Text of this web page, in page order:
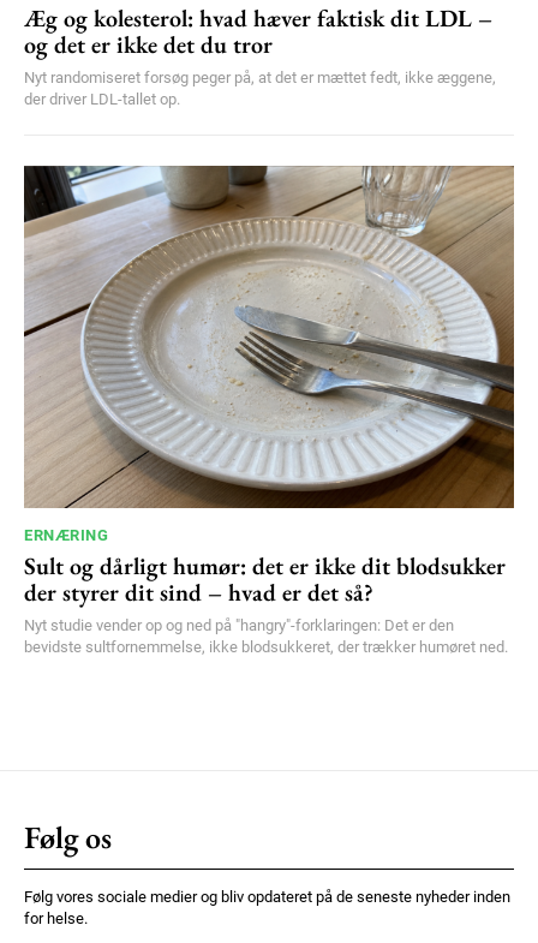
Æg og kolesterol: hvad hæver faktisk dit LDL –
og det er ikke det du tror
Nyt randomiseret forsøg peger på, at det er mættet fedt, ikke æggene,
der driver LDL-tallet op.
ERNÆRING
Sult og dårligt humør: det er ikke dit blodsukker
der styrer dit sind – hvad er det så?
Nyt studie vender op og ned på "hangry"-forklaringen: Det er den
bevidste sultfornemmelse, ikke blodsukkeret, der trækker humøret ned.
Følg os
Følg vores sociale medier og bliv opdateret på de seneste nyheder inden
for helse.